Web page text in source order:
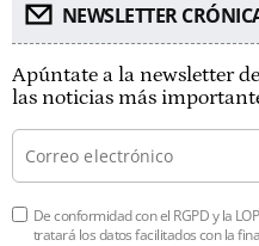
NEWSLETTER
Apúntate a la newsletter
las noticias más
De conformidad con el RGPD y la
tratará los datos facilitados con la